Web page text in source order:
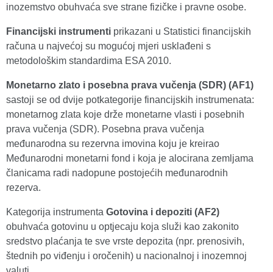
inozemstvo obuhvaća sve strane fizičke i pravne osobe.
Financijski instrumenti prikazani u Statistici financijskih
računa u najvećoj su mogućoj mjeri usklađeni s
metodološkim standardima ESA 2010.
Monetarno zlato i posebna prava vučenja (SDR) (AF1)
sastoji se od dvije potkategorije financijskih instrumenata:
monetarnog zlata koje drže monetarne vlasti i posebnih
prava vučenja (SDR). Posebna prava vučenja
međunarodna su rezervna imovina koju je kreirao
Međunarodni monetarni fond i koja je alocirana zemljama
članicama radi nadopune postojećih međunarodnih
rezerva.
Kategorija instrumenta Gotovina i depoziti (AF2)
obuhvaća gotovinu u optjecaju koja služi kao zakonito
sredstvo plaćanja te sve vrste depozita (npr. prenosivih,
štednih po viđenju i oročenih) u nacionalnoj i inozemnoj